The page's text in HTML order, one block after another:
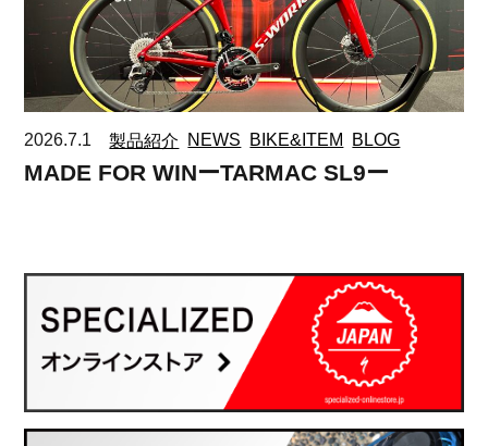
2026.7.1 製品紹介 NEWS BIKE&ITEM BLOG
MADE FOR WINーTARMAC SL9ー